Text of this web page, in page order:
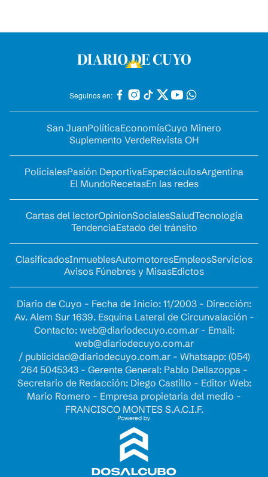
Seguinos en:
San JuanPolíticaEconomíaCuyo Minero
Suplemento VerdeRevista OH
PolicialesPasión DeportivaEspectáculosArgentina
El MundoRecetasEn las redes
Cartas del lectorOpinionSocialesSaludTecnología
TendenciaEstado del tránsito
ClasificadosInmueblesAutomotoresEmpleosServicios
Avisos Fúnebres y MisasEdictos
Diario de Cuyo - Fecha de Inicio: 11/2003 - Dirección:
Av. Alem Sur 1639. Esquina Lateral de Circunvalación -
Contacto: web@diariodecuyo.com.ar- Email:
web@diariodecuyo.com.ar
/ publicidad@diariodecuyo.com.ar- Whatsapp: (054)
264 5045343 - Gerente General: Pablo Dellazoppa -
Secretario de Redacción: Diego Castillo - Editor Web:
Mario Romero - Empresa propietaria del medio -
FRANCISCO MONTES S.A.C.I.F.